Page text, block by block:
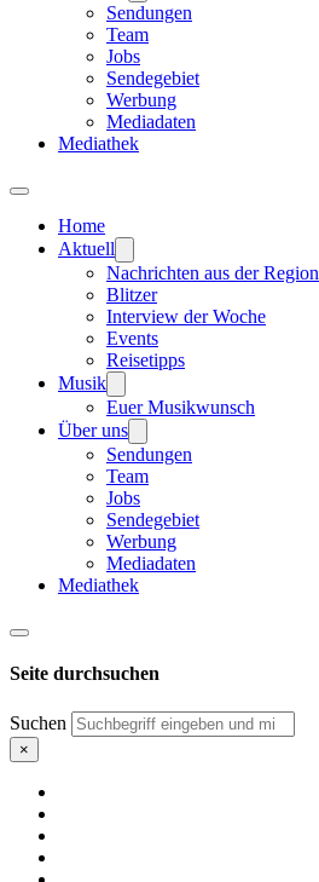
Sendungen
Team
Jobs
Sendegebiet
Werbung
Mediadaten
Mediathek
Home
Aktuell
Nachrichten aus der Region
Blitzer
Interview der Woche
Events
Reisetipps
Musik
Euer Musikwunsch
Über uns
Sendungen
Team
Jobs
Sendegebiet
Werbung
Mediadaten
Mediathek
Seite durchsuchen
Suchen
×